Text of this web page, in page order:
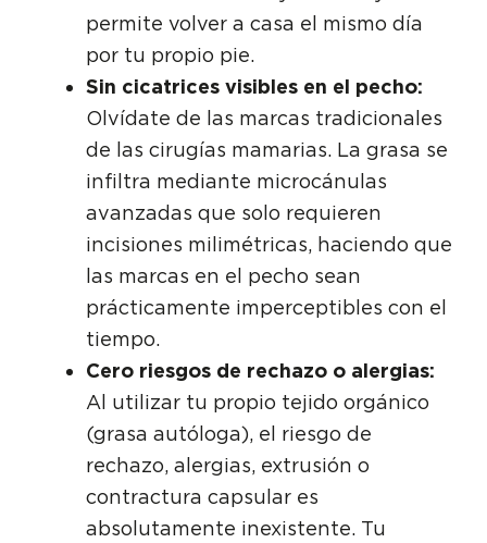
permite volver a casa el mismo día
por tu propio pie.
Sin cicatrices visibles en el pecho:
Olvídate de las marcas tradicionales
de las cirugías mamarias. La grasa se
infiltra mediante microcánulas
avanzadas que solo requieren
incisiones milimétricas, haciendo que
las marcas en el pecho sean
prácticamente imperceptibles con el
tiempo.
Cero riesgos de rechazo o alergias:
Al utilizar tu propio tejido orgánico
(grasa autóloga), el riesgo de
rechazo, alergias, extrusión o
contractura capsular es
absolutamente inexistente. Tu